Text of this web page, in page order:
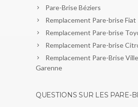
Pare-Brise Béziers
Remplacement Pare-brise Fiat
Remplacement Pare-brise
Remplacement Pare-brise
Remplacement Pare-Brise
Garenne
QUESTIONS SUR LES PARE-